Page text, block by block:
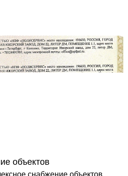
объектов
снабжение объектов